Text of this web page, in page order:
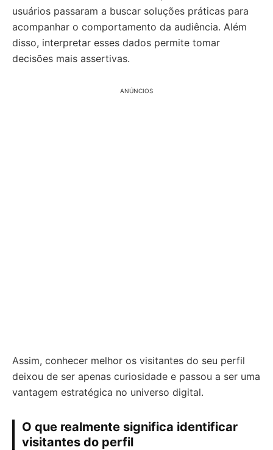
usuários passaram a buscar soluções práticas para
acompanhar o comportamento da audiência. Além
disso, interpretar esses dados permite tomar
decisões mais assertivas.
ANÚNCIOS
Assim, conhecer melhor os visitantes do seu perfil
deixou de ser apenas curiosidade e passou a ser uma
vantagem estratégica no universo digital.
O que realmente significa identificar
visitantes do perfil